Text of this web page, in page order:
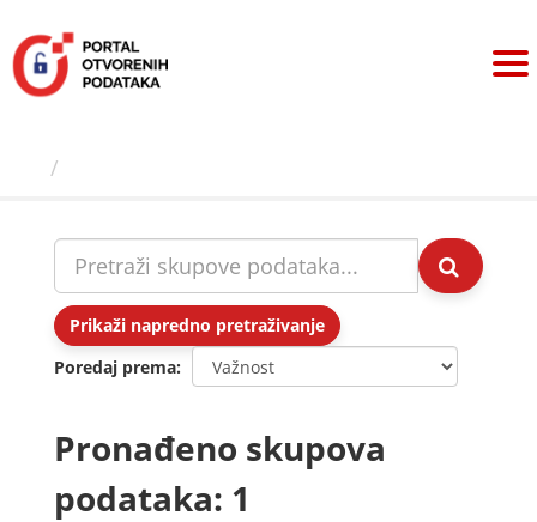
sadržaj
Prikaži napredno pretraživanje
Poredaj prema
Pronađeno skupova
podataka: 1